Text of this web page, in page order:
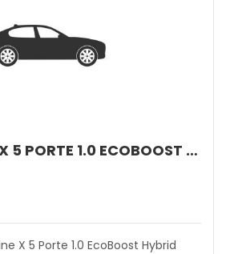
PUMA ST-LINE X 5 PORTE 1.0 ECOBOOST HYBRID 125CV MANUALE A 6 RAPPORTI
X 5 Porte 1.0 EcoBoost Hybrid